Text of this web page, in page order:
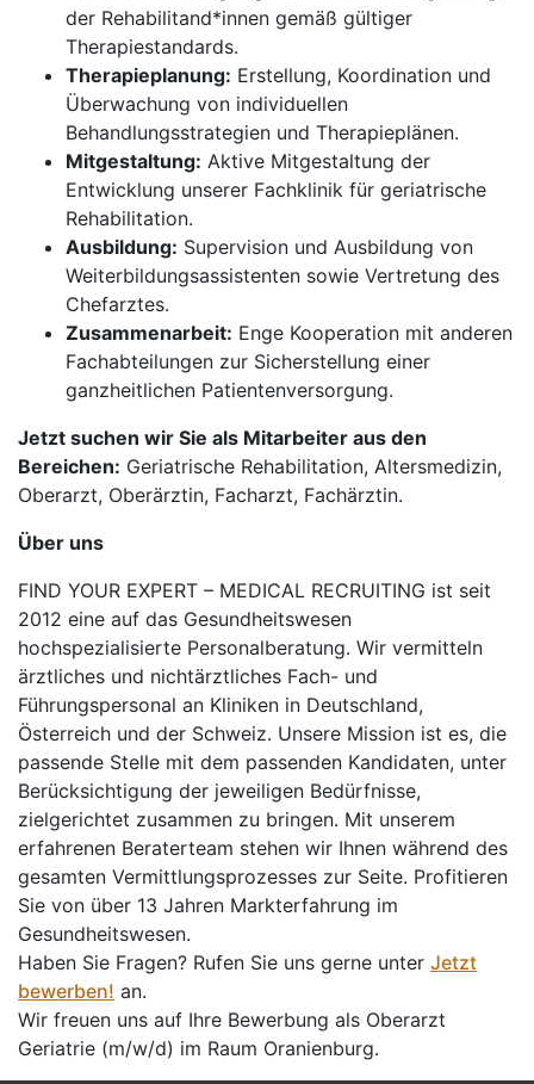
der Rehabilitand*innen gemäß gültiger
Therapiestandards.
Therapieplanung: Erstellung, Koordination und
Überwachung von individuellen
Behandlungsstrategien und Therapieplänen.
Mitgestaltung: Aktive Mitgestaltung der
Entwicklung unserer Fachklinik für geriatrische
Rehabilitation.
Ausbildung: Supervision und Ausbildung von
Weiterbildungsassistenten sowie Vertretung des
Chefarztes.
Zusammenarbeit: Enge Kooperation mit anderen
Fachabteilungen zur Sicherstellung einer
ganzheitlichen Patientenversorgung.
Jetzt suchen wir Sie als Mitarbeiter aus den
Bereichen: Geriatrische Rehabilitation, Altersmedizin,
Oberarzt, Oberärztin, Facharzt, Fachärztin.
Über uns
FIND YOUR EXPERT – MEDICAL RECRUITING ist seit
2012 eine auf das Gesundheitswesen
hochspezialisierte Personalberatung. Wir vermitteln
ärztliches und nichtärztliches Fach- und
Führungspersonal an Kliniken in Deutschland,
Österreich und der Schweiz. Unsere Mission ist es, die
passende Stelle mit dem passenden Kandidaten, unter
Berücksichtigung der jeweiligen Bedürfnisse,
zielgerichtet zusammen zu bringen. Mit unserem
erfahrenen Beraterteam stehen wir Ihnen während des
gesamten Vermittlungsprozesses zur Seite. Profitieren
Sie von über 13 Jahren Markterfahrung im
Gesundheitswesen.
Haben Sie Fragen? Rufen Sie uns gerne unter Jetzt
bewerben! an.
Wir freuen uns auf Ihre Bewerbung als Oberarzt
Geriatrie (m/w/d) im Raum Oranienburg.